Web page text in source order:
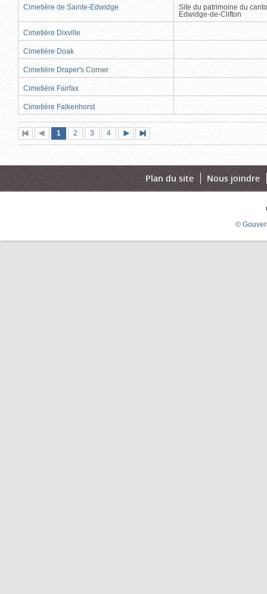
Cimetière de Sainte-Edwidge
Site du patrimoine du
Edwidge-de-Clifton
Cimetière Dixville
Cimetière Doak
Cimetière Draper's Corner
Cimetière Fairfax
Cimetière Falkenhorst
Première
page
Page
précédente
Page
1 (page
actuelle)
Page
2 Page
3 Page
4
suivante
page
Plan du site Nous joindre
©